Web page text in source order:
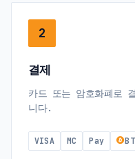
2
결제
카드 또는 암호화폐로
니다.
VISA MC Pay